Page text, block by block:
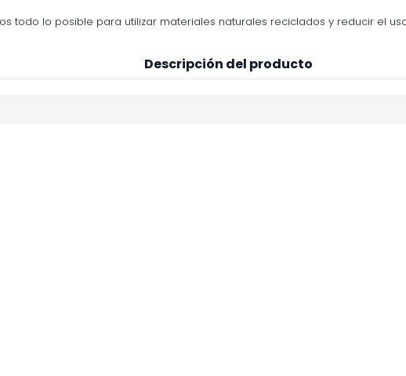
todo lo posible para utilizar materiales naturales reciclados y reducir el
Descripción del producto